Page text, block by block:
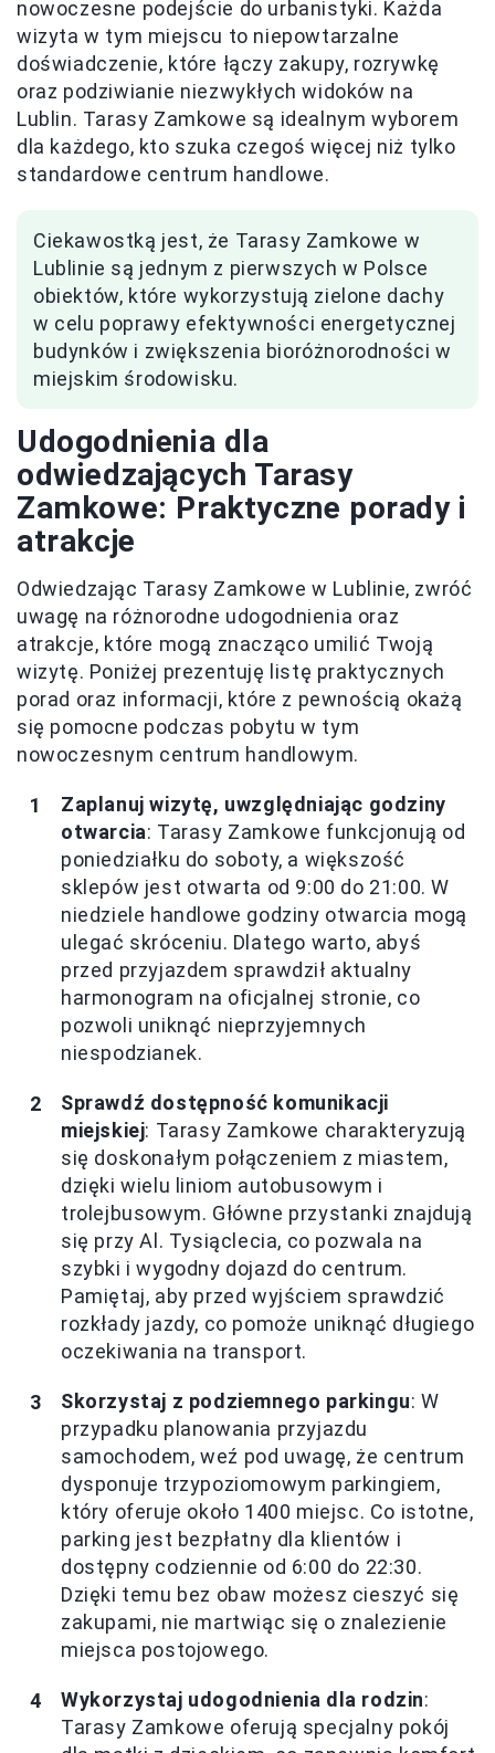
nowoczesne podejście do urbanistyki. Każda
wizyta w tym miejscu to niepowtarzalne
doświadczenie, które łączy zakupy, rozrywkę
oraz podziwianie niezwykłych widoków na
Lublin. Tarasy Zamkowe są idealnym wyborem
dla każdego, kto szuka czegoś więcej niż tylko
standardowe centrum handlowe.
Ciekawostką jest, że Tarasy Zamkowe w
Lublinie są jednym z pierwszych w Polsce
obiektów, które wykorzystują zielone dachy
w celu poprawy efektywności energetycznej
budynków i zwiększenia bioróżnorodności w
miejskim środowisku.
Udogodnienia dla
odwiedzających Tarasy
Zamkowe: Praktyczne porady i
atrakcje
Odwiedzając Tarasy Zamkowe w Lublinie, zwróć
uwagę na różnorodne udogodnienia oraz
atrakcje, które mogą znacząco umilić Twoją
wizytę. Poniżej prezentuję listę praktycznych
porad oraz informacji, które z pewnością okażą
się pomocne podczas pobytu w tym
nowoczesnym centrum handlowym.
Zaplanuj wizytę, uwzględniając godziny
otwarcia: Tarasy Zamkowe funkcjonują od
poniedziałku do soboty, a większość
sklepów jest otwarta od 9:00 do 21:00. W
niedziele handlowe godziny otwarcia mogą
ulegać skróceniu. Dlatego warto, abyś
przed przyjazdem sprawdził aktualny
harmonogram na oficjalnej stronie, co
pozwoli uniknąć nieprzyjemnych
niespodzianek.
Sprawdź dostępność komunikacji
miejskiej: Tarasy Zamkowe charakteryzują
się doskonałym połączeniem z miastem,
dzięki wielu liniom autobusowym i
trolejbusowym. Główne przystanki znajdują
się przy Al. Tysiąclecia, co pozwala na
szybki i wygodny dojazd do centrum.
Pamiętaj, aby przed wyjściem sprawdzić
rozkłady jazdy, co pomoże uniknąć długiego
oczekiwania na transport.
Skorzystaj z podziemnego parkingu: W
przypadku planowania przyjazdu
samochodem, weź pod uwagę, że centrum
dysponuje trzypoziomowym parkingiem,
który oferuje około 1400 miejsc. Co istotne,
parking jest bezpłatny dla klientów i
dostępny codziennie od 6:00 do 22:30.
Dzięki temu bez obaw możesz cieszyć się
zakupami, nie martwiąc się o znalezienie
miejsca postojowego.
Wykorzystaj udogodnienia dla rodzin:
Tarasy Zamkowe oferują specjalny pokój